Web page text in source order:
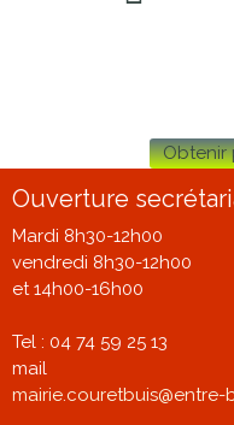
Obtenir
Ouverture
Mardi 8h30-12h00
vendredi 8h30-12h00
et 14h00-16h00
Tel : 04 74 59 25 13
mail